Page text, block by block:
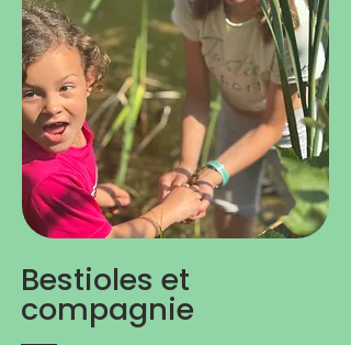
Bestioles et
compagnie